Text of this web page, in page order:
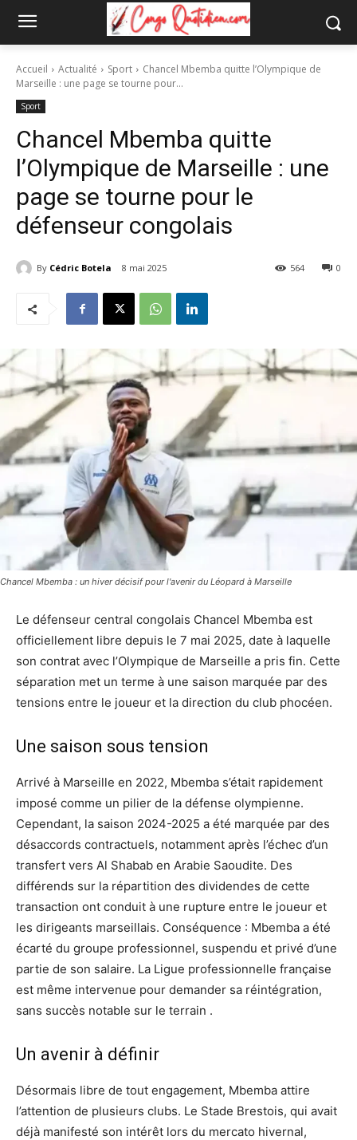
Accueil Actualité Sport
Chancel Mbemba quitte l’Olympique de
Marseille : une page se tourne pour...
Sport
Chancel Mbemba quitte
l’Olympique de Marseille : une
page se tourne pour le
défenseur congolais
By Cédric Botela 8 mai 2025 0
564
Chancel Mbemba : un hiver décisif pour l'avenir du Léopard à Marseille
Le défenseur central congolais Chancel Mbemba est
officiellement libre depuis le 7 mai 2025, date à laquelle
son contrat avec l’Olympique de Marseille a pris fin. Cette
séparation met un terme à une saison marquée par des
tensions entre le joueur et la direction du club phocéen.
Une saison sous tension
Arrivé à Marseille en 2022, Mbemba s’était rapidement
imposé comme un pilier de la défense olympienne.
Cependant, la saison 2024-2025 a été marquée par des
désaccords contractuels, notamment après l’échec d’un
transfert vers Al Shabab en Arabie Saoudite. Des
différends sur la répartition des dividendes de cette
transaction ont conduit à une rupture entre le joueur et
les dirigeants marseillais. Conséquence : Mbemba a été
écarté du groupe professionnel, suspendu et privé d’une
partie de son salaire. La Ligue professionnelle française
est même intervenue pour demander sa réintégration,
sans succès notable sur le terrain .
Un avenir à définir
Désormais libre de tout engagement, Mbemba attire
l’attention de plusieurs clubs. Le Stade Brestois, qui avait
déjà manifesté son intérêt lors du mercato hivernal,